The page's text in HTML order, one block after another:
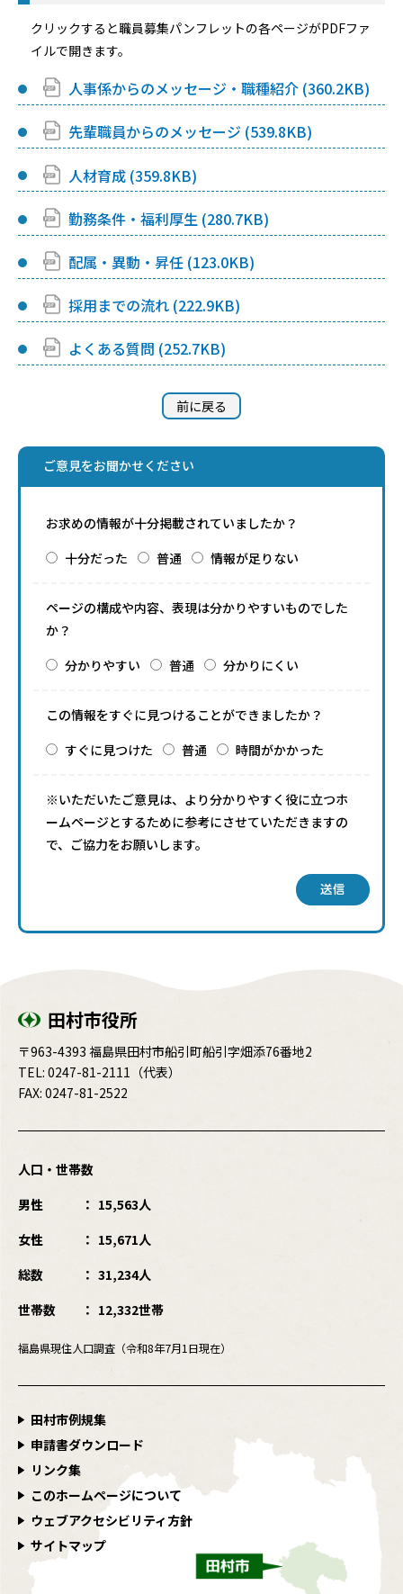
クリックすると職員募集パンフレットの各ページがPDFファ
イルで開きます。
人事係からのメッセージ・職種紹介 (360.2KB)
先輩職員からのメッセージ (539.8KB)
人材育成 (359.8KB)
勤務条件・福利厚生 (280.7KB)
配属・異動・昇任 (123.0KB)
採用までの流れ (222.9KB)
よくある質問 (252.7KB)
前に戻る
ご意見をお聞かせください
お求めの情報が十分掲載されていましたか？
十分だった
普通 情報が足りない
ページの構成や内容、表現は分かりやすいものでした
か？
分かりやすい
普通 分かりにくい
この情報をすぐに見つけることができましたか？
すぐに見つけた
普通 時間がかかった
※いただいたご意見は、より分かりやすく役に立つホ
ームページとするために参考にさせていただきますの
で、ご協力をお願いします。
送信
田村市役所
〒963-4393 福島県田村市船引町船引字畑添76番地2
TEL: 0247-81-2111 （代表）
FAX: 0247-81-2522
人口・世帯数
男性
15,563人
女性
15,671人
総数
31,234人
世帯数
12,332世帯
福島県現住人口調査（令和8年7月1日現在）
田村市例規集
申請書ダウンロード
リンク集
このホームページについて
ウェブアクセシビリティ方針
サイトマップ